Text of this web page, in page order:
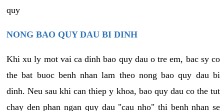
quy
NONG BAO QUY DAU BI DINH
Khi xu ly mot vai ca dinh bao quy dau o tre em, bac sy co
the bat buoc benh nhan lam theo nong bao quy dau bi
dinh. Neu sau khi can thiep y khoa, bao quy dau co the tut
chay den phan ngan quy dau "cau nho" thi benh nhan se